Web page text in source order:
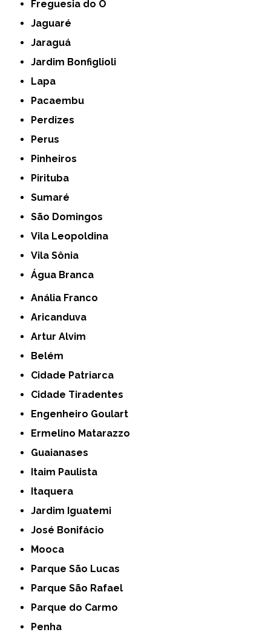
Freguesia do Ó
Jaguaré
Jaraguá
Jardim Bonfiglioli
Lapa
Pacaembu
Perdizes
Perus
Pinheiros
Pirituba
Sumaré
São Domingos
Vila Leopoldina
Vila Sônia
Água Branca
Anália Franco
Aricanduva
Artur Alvim
Belém
Cidade Patriarca
Cidade Tiradentes
Engenheiro Goulart
Ermelino Matarazzo
Guaianases
Itaim Paulista
Itaquera
Jardim Iguatemi
José Bonifácio
Mooca
Parque São Lucas
Parque São Rafael
Parque do Carmo
Penha